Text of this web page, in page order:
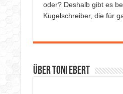
oder? Deshalb gibt es
Kugelschreiber, die für
Über Toni Ebert